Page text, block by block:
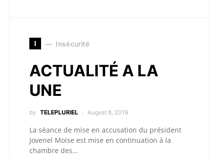
I Insécurité
ACTUALITÉ A LA
UNE
by TELEPLURIEL August 8, 2019
La séance de mise en accusation du président
Jovenel Moise est mise en continuation à la
chambre des…